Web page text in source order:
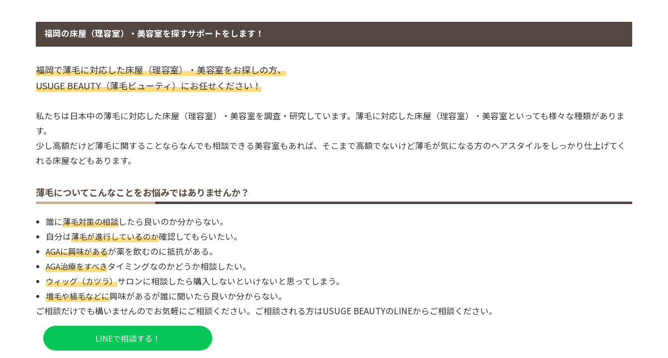
福岡の床屋（理容室）・美容室を探すサポートをします！
福岡で薄毛に対応した床屋（理容室）・美容室をお探しの方、
USUGE BEAUTY（薄毛ビューティ）にお任せください！
私たちは日本中の薄毛に対応した床屋（理容室）・美容室を調査・研究しています。薄毛に対応した床屋（理容室）・美容室といっても様々な種類がありま
す。
少し高額だけど薄毛に関することならなんでも相談できる美容室もあれば、そこまで高額でないけど薄毛が気になる方のヘアスタイルをしっかり仕上げてく
れる床屋などもあります。
薄毛についてこんなことをお悩みではありませんか？
誰に薄毛対策の相談したら良いのか分からない。
自分は薄毛が進行しているのか確認してもらいたい。
AGAに興味があるが薬を飲むのに抵抗がある。
AGA治療をすべきタイミングなのかどうか相談したい。
ウィッグ（カツラ）サロンに相談したら購入しないといけないと思ってしまう。
増毛や植毛などに興味があるが誰に聞いたら良いか分からない。
ご相談だけでも構いませんのでお気軽にご相談ください。ご相談される方はUSUGE BEAUTYのLINEからご相談ください。
LINEで相談する！